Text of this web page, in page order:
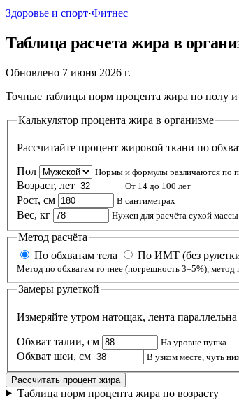
Здоровье и спорт·Фитнес
Таблица расчета жира в
Обновлено 7 июня 2026 г.
Точные таблицы норм процента жира по полу и
Калькулятор процента жира в организме
Пол
Нормы и формулы различаются по
Возраст, лет От 14 до 100 лет
Рост, см В сантиметрах
Вес, кг Нужен для расчёта сухой
Метод расчёта
По обхватам тела
По ИМТ (без
Метод по обхватам точнее (погрешность 3–5%),
Замеры рулеткой
Измеряйте утром натощак, лента
Обхват талии, см На уровне пупка
Обхват шеи, см В узком месте, чуть
Рассчитать процент жира
Таблица норм процента жира по возрасту